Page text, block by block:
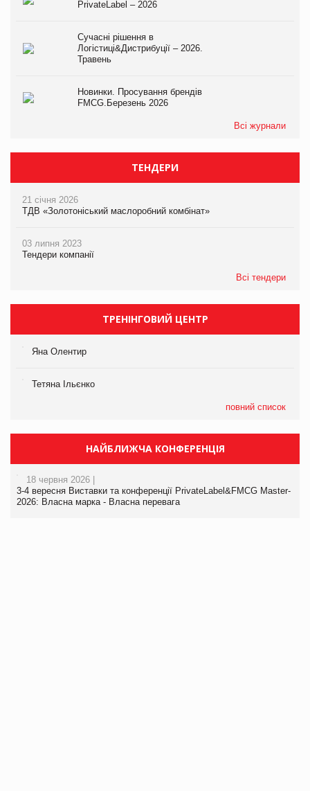
PrivateLabel – 2026
Сучасні рішення в
Логістиці&Дистрибуції – 2026.
Травень
Новинки. Просування брендів
FMCG.Березень 2026
Всі журнали
ТЕНДЕРИ
21 січня 2026
ТДВ «Золотоніський маслоробний комбінат»
03 липня 2023
Тендери компанії
Всі тендери
ТРЕНІНГОВИЙ ЦЕНТР
Яна Олентир
Тетяна Ільєнко
повний список
НАЙБЛИЖЧА КОНФЕРЕНЦІЯ
18 червня 2026 |
3-4 вересня Виставки та конференції PrivateLabel&FMCG Master-
2026: Власна марка - Власна перевага